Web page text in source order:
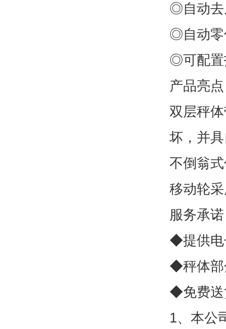
◎自动去
◎自动
◎可配置
产品亮
双层秤
坏，并
不倒翁
移动轮
服务承
◆提供电
◆秤体部
◆免费送
1、本公